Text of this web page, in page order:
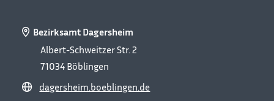
Bezirksamt Dagersheim
Albert-Schweitzer Str. 2
71034 Böblingen
dagersheim.boeblingen.de